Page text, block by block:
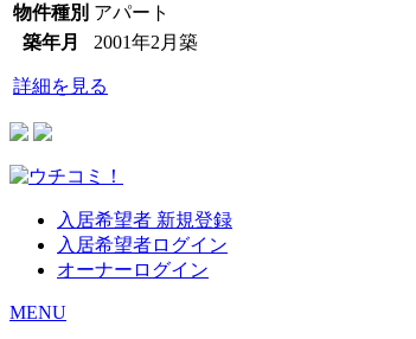
物件種別 アパート
築年月
2001年2月築
詳細を見る
入居希望者 新規登録
入居希望者ログイン
オーナーログイン
MENU